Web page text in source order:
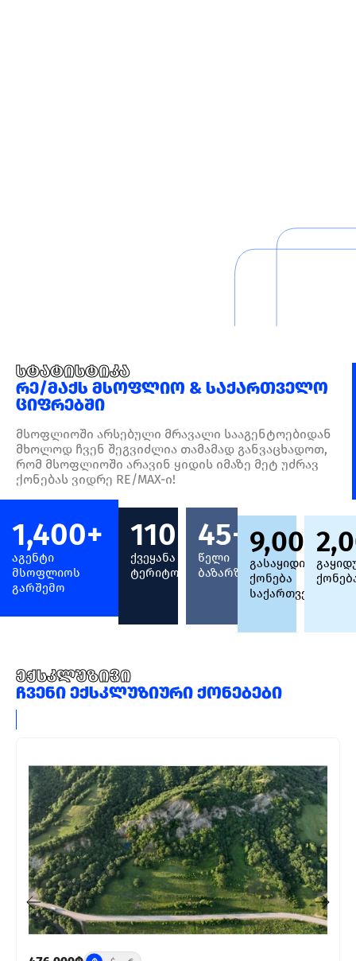
აგენტი
მსოფლიოს
გარშემო
1,400+
ქვეყანა &
ტერიტორია
110
წელი
ბაზარზე
45+
გასაყიდი
ქონება
საქართველოში
9,000+
სტატისტიკა
რე/მაქს მსოფლიო & საქართველო
ციფრებში
მსოფლიოში არსებული მრავალი სააგენტოებიდან
მხოლოდ ჩვენ შეგვიძლია თამამად განვაცხადოთ,
რომ მსოფლიოში არავინ ყიდის იმაზე მეტ უძრავ
ქონებას ვიდრე RE/MAX-ი!
ექსკლუზივი
ჩვენი ექსკლუზიური ქონებები